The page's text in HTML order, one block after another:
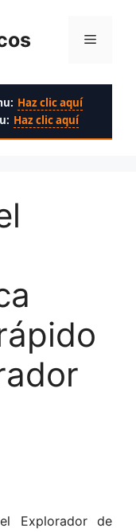
Menú
Haz clic aquí
Haz clic aquí
Explorador de